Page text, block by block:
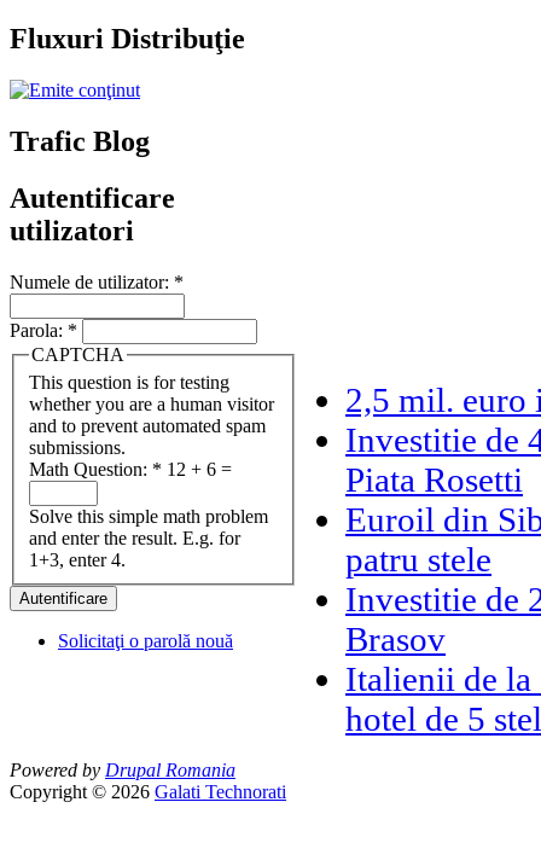
Fluxuri Distribuţie
Trafic Blog
Autentificare
utilizatori
Numele de utilizator: *
Parola: *
CAPTCHA
This question is for testing
whether you are a human visitor
and to prevent automated spam
submissions.
Math Question: * 12 + 6 =
Solve this simple math problem
and enter the result. E.g. for
1+3, enter 4.
Solicitaţi o parolă nouă
2,5 mil. euro
Investitie de
Piata Rosetti
Euroil din
patru stele
Investitie de
Brasov
Italienii de la
hotel de 5
Powered by Drupal Romania
Copyright © 2026 Galati Technorati